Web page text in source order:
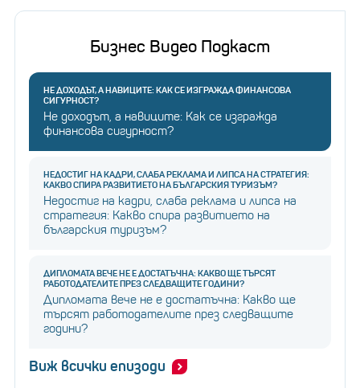
Бизнес Видео Подкаст
НЕ ДОХОДЪТ, А НАВИЦИТЕ: КАК СЕ ИЗГРАЖДА ФИНАНСОВА
СИГУРНОСТ?
Не доходът, а навиците: Как се изгражда
финансова сигурност?
НЕДОСТИГ НА КАДРИ, СЛАБА РЕКЛАМА И ЛИПСА НА СТРАТЕГИЯ:
КАКВО СПИРА РАЗВИТИЕТО НА БЪЛГАРСКИЯ ТУРИЗЪМ?
Недостиг на кадри, слаба реклама и липса на
стратегия: Какво спира развитието на
българския туризъм?
ДИПЛОМАТА ВЕЧЕ НЕ Е ДОСТАТЪЧНА: КАКВО ЩЕ ТЪРСЯТ
РАБОТОДАТЕЛИТЕ ПРЕЗ СЛЕДВАЩИТЕ ГОДИНИ?
Дипломата вече не е достатъчна: Какво ще
търсят работодателите през следващите
години?
Виж всички епизоди